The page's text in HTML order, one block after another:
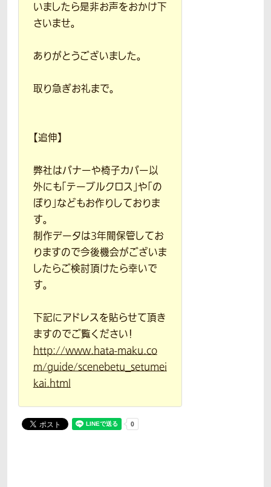
いましたら是非お声をおかけ下
さいませ。
ありがとうございました。
取り急ぎお礼まで。
【追伸】
弊社はバナーや椅子カバー以
外にも「テーブルクロス」や「の
ぼり」などもお作りしておりま
す。
制作データは3年間保管してお
りますので今後機会がございま
したらご検討頂けたら幸いで
す。
下記にアドレスを貼らせて頂き
ますのでご覧ください！
http://www.hata-maku.co
m/guide/scenebetu_setumei
kai.html